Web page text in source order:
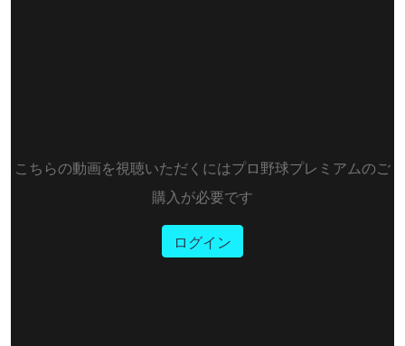
こちらの動画を視聴いただくにはプロ野球プレミアムのご
購入が必要です
ログイン